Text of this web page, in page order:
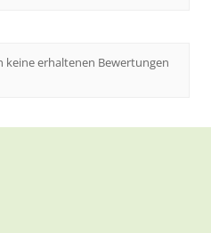
keine erhaltenen Bewertungen